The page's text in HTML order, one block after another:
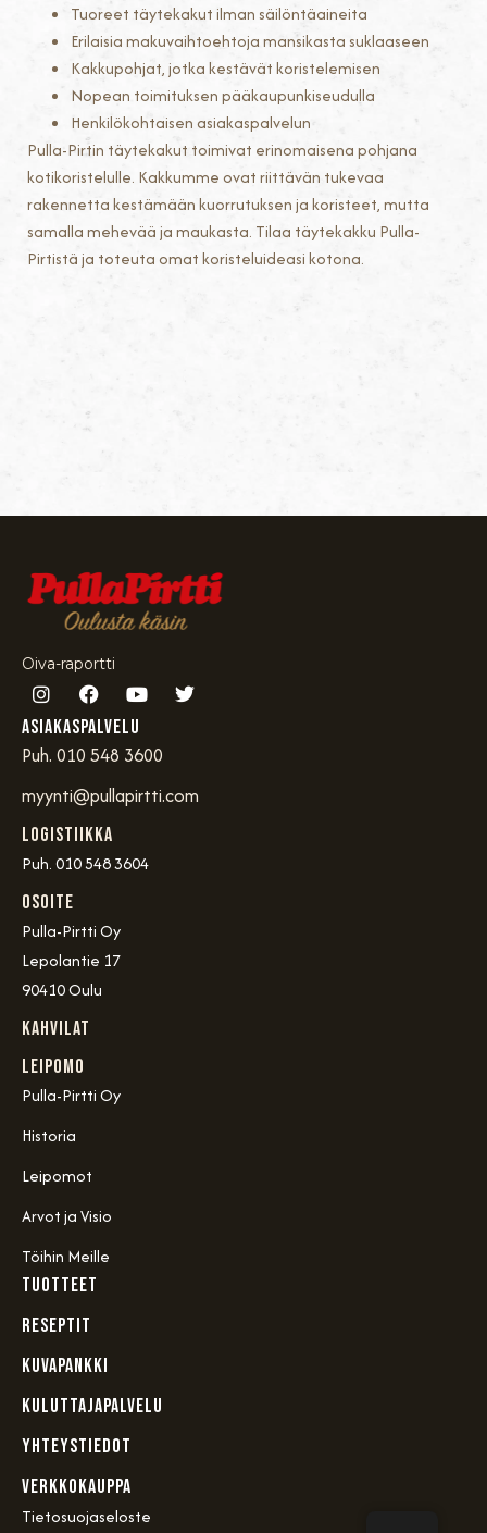
Tuoreet täytekakut ilman säilöntäaineita
Erilaisia makuvaihtoehtoja mansikasta suklaaseen
Kakkupohjat, jotka kestävät koristelemisen
Nopean toimituksen pääkaupunkiseudulla
Henkilökohtaisen asiakaspalvelun
Pulla-Pirtin täytekakut toimivat erinomaisena pohjana
kotikoristelulle. Kakkumme ovat riittävän tukevaa
rakennetta kestämään kuorrutuksen ja koristeet, mutta
samalla mehevää ja maukasta. Tilaa täytekakku Pulla-
Pirtistä ja toteuta omat koristeluideasi kotona.
Oiva-raportti
Asiakaspalvelu
Puh. 010 548 3600
myynti@pullapirtti.com
Logistiikka
Puh. 010 548 3604
OSOITE
Pulla-Pirtti Oy
Lepolantie 17
90410 Oulu
Kahvilat
Leipomo
Pulla-Pirtti Oy
Historia
Leipomot
Arvot ja Visio
Töihin Meille
TUOTTEET
RESEPTIT
KUVAPANKKI
KULUTTAJAPALVELU
YHTEYSTIEDOT
VERKKOKAUPPA
Tietosuojaseloste